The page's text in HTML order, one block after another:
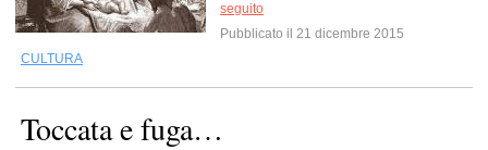
seguito
Pubblicato il 21 dicembre 2015
CULTURA
Toccata e fuga…